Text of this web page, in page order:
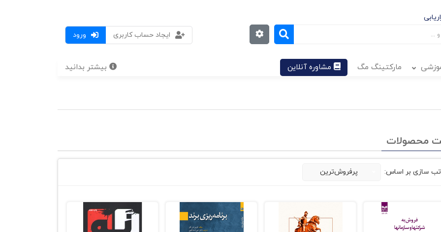
ورود
ایجاد حساب کاربری
مارکتینگ مگ مشاوره آنلاین بیشتر بدانید
محصولات
سازی بر اساس: پرفروش‌ترین